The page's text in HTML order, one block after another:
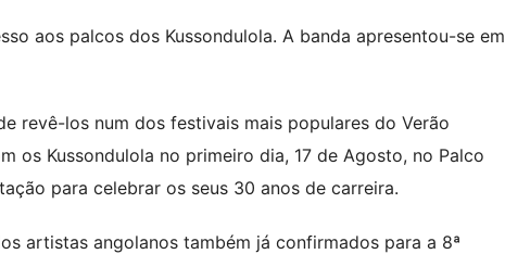
aos palcos dos Kussondulola. A banda apresentou-se em
revê-los num dos festivais mais populares do Verão
os Kussondulola no primeiro dia, 17 de Agosto, no Palco
para celebrar os seus 30 anos de carreira.
artistas angolanos também já confirmados para a 8ª